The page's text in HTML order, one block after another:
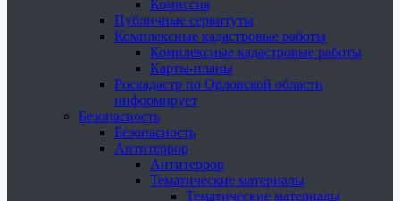
Комиссия
Публичные сервитуты
Комплексные кадастровые работы
Комплексные кадастровые работы
Карты-планы
Роскадастр по Орловской области
информирует
Безопасность
Безопасность
Антитеррор
Антитеррор
Тематические материалы
Тематические материалы